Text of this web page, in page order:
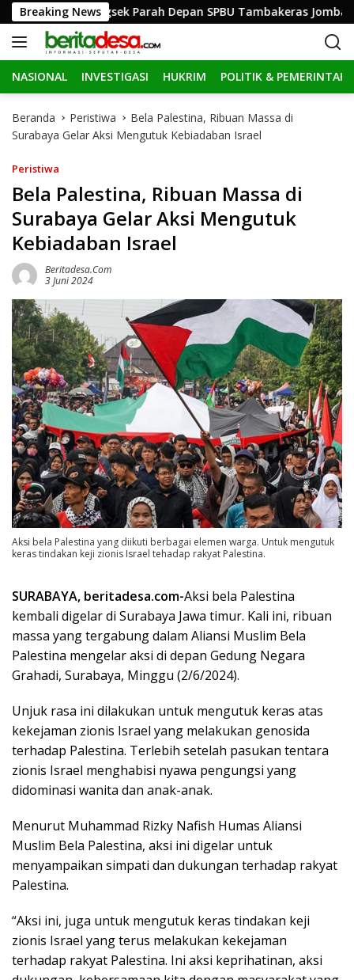
a
g
u
Breaking News
Ringsek Parah Depan SPBU Tambakeras Jombang
NASIONAL INVESTIGASI HUKRIM POLITIK & PEMERINTAH
Beranda Peristiwa
Bela Palestina, Ribuan Massa di
Surabaya Gelar Aksi Mengutuk Kebiadaban Israel
Peristiwa
Bela Palestina, Ribuan Massa di
Surabaya Gelar Aksi Mengutuk
Kebiadaban Israel
Beritadesa.com
3 Juni 2024
Aksi bela Palestina yang diikuti berbagai elemen warga. Untuk mengutuk
keras tindakan keji zionis Israel tehadap rakyat Palestina.
SURABAYA, beritadesa.com-Aksi bela Palestina
kembali digelar di Surabaya Jawa timur. Kali ini, ribuan
massa yang tergabung dalam Aliansi Muslim Bela
Palestina mengelar aksi di depan Gedung Negara
Grahadi, Surabaya, Minggu (2/6/2024).
Unjuk rasa ini dilakukan untuk mengutuk keras atas
kekejaman zionis Israel yang melakukan genosida
terhadap Palestina. Terlebih setelah pasukan tentara
zionis Israel menghabisi nyawa pengungsi yang
didominasi wanita dan anak-anak.
Menurut Muhammad Rizky Nafish Humas Aliansi
Muslim Bela Palestina, aksi ini digelar untuk
menyampaikan simpati dan dukungan terhadap rakyat
Palestina.
“Aksi ini, juga untuk mengutuk keras tindakan keji
zionis Israel yang terus melakukan kekejaman
terhadap rakyat Palestina. Ini aksi keprihatinan, aksi